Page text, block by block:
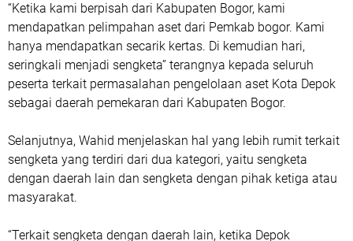
“Ketika kami berpisah dari Kabupaten Bogor, kami
mendapatkan pelimpahan aset dari Pemkab bogor. Kami
hanya mendapatkan secarik kertas. Di kemudian hari,
seringkali menjadi sengketa” terangnya kepada seluruh
peserta terkait permasalahan pengelolaan aset Kota Depok
sebagai daerah pemekaran dari Kabupaten Bogor.
Selanjutnya, Wahid menjelaskan hal yang lebih rumit terkait
sengketa yang terdiri dari dua kategori, yaitu sengketa
dengan daerah lain dan sengketa dengan pihak ketiga atau
masyarakat.
“Terkait sengketa dengan daerah lain, ketika Depok